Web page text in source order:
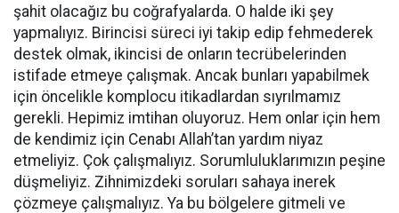
şahit olacağız bu coğrafyalarda. O halde iki şey
yapmalıyız. Birincisi süreci iyi takip edip fehmederek
destek olmak, ikincisi de onların tecrübelerinden
istifade etmeye çalışmak. Ancak bunları yapabilmek
için öncelikle komplocu itikadlardan sıyrılmamız
gerekli. Hepimiz imtihan oluyoruz. Hem onlar için hem
de kendimiz için Cenabı Allah’tan yardım niyaz
etmeliyiz. Çok çalışmalıyız. Sorumluluklarımızın peşine
düşmeliyiz. Zihnimizdeki soruları sahaya inerek
çözmeye çalışmalıyız. Ya bu bölgelere gitmeli ve